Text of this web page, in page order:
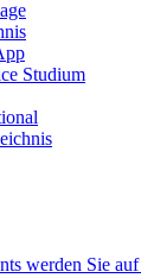
Studium